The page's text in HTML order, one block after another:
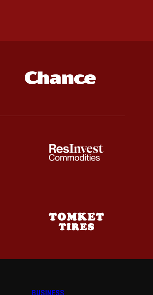
BUSINESS